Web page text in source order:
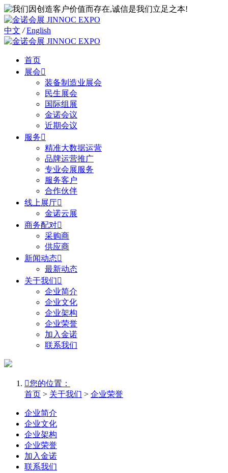
中文 / English
首页
展会
装备制造业展会
民生展会
国际组展
金诺会议
近期会议
服务
精准大数据运营
品牌运营推广
专业会展服务
服务客户
合作伙伴
线上展厅
金诺云展
商务配对
采购商
供应商
新闻动态
最新动态
关于我们
企业简介
企业文化
企业架构
企业荣誉
加入金诺
联系我们
您的位置：
首页 > 关于我们 > 企业荣誉
企业简介
企业文化
企业架构
企业荣誉
加入金诺
联系我们